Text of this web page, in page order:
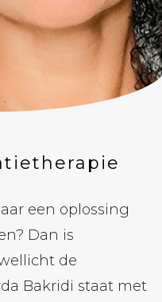
een oplossing
Dan is
de
Bakridi staat met